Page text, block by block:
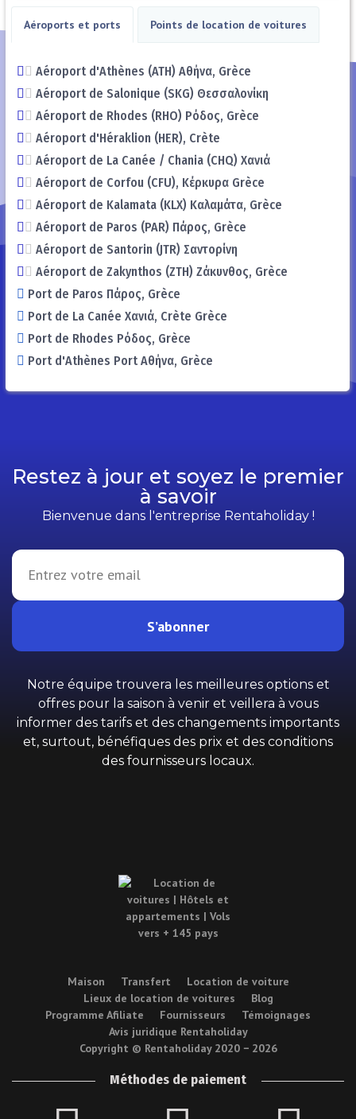
Aéroports et ports Points de location de voitures
Aéroport d'Athènes (ATH) Αθήνα, Grèce
Aéroport de Salonique (SKG) Θεσσαλονίκη
Aéroport de Rhodes (RHO) Ρόδος, Grèce
Aéroport d'Héraklion (HER), Crète
Aéroport de La Canée / Chania (CHQ) Χανιά
Aéroport de Corfou (CFU), Κέρκυρα Grèce
Aéroport de Kalamata (KLX) Καλαμάτα, Grèce
Aéroport de Paros (PAR) Πάρος, Grèce
Aéroport de Santorin (JTR) Σαντορίνη
Aéroport de Zakynthos (ZTH) Ζάκυνθος, Grèce
Port de Paros Πάρος, Grèce
Port de La Canée Χανιά, Crète Grèce
Port de Rhodes Ρόδος, Grèce
Port d'Athènes Port Αθήνα, Grèce
Restez à jour et soyez le premier
à savoir
Bienvenue dans l'entreprise Rentaholiday !
S’abonner
Notre équipe trouvera les meilleures options et
offres pour la saison à venir et veillera à vous
informer des tarifs et des changements importants
et, surtout, bénéfiques des prix et des conditions
des fournisseurs locaux.
Maison Transfert
Location de voiture
Lieux de location de voitures
Blog
Programme Afiliate
Fournisseurs
Témoignages
Avis juridique Rentaholiday
Copyright © Rentaholiday 2020 − 2026
Méthodes de paiement